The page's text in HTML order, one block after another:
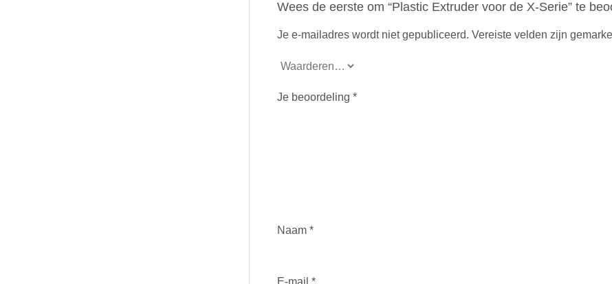
Wees de eerste om “Plastic Extruder voor de X-Serie” te
Je e-mailadres wordt niet gepubliceerd. Vereiste velden zijn
Je beoordeling *
Naam *